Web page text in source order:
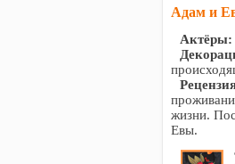
Адам и
Актёры:
жизни.
Евы.